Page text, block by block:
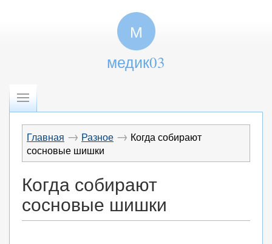
М
медик03
Главная → Разное → Когда собирают
сосновые шишки
Когда собирают
сосновые шишки